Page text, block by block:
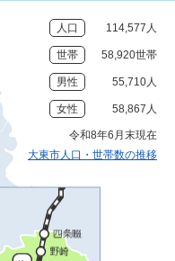
人口 114,577人
世帯 58,920世帯
男性 55,710人
女性 58,867人
令和8年6月末現在
大東市人口・世帯数の推移